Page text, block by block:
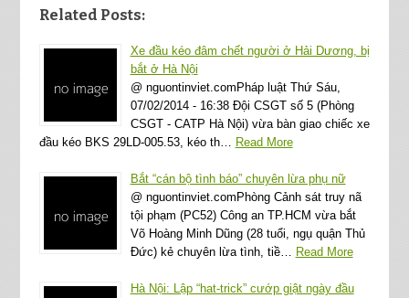
Related Posts:
Xe đầu kéo đâm chết người ở Hải Dương, bị
bắt ở Hà Nội
@ nguontinviet.comPháp luật Thứ Sáu,
07/02/2014 - 16:38 Đội CSGT số 5 (Phòng
CSGT - CATP Hà Nội) vừa bàn giao chiếc xe
đầu kéo BKS 29LD-005.53, kéo th…
Read More
Bắt “cán bộ tình báo” chuyên lừa phụ nữ
@ nguontinviet.comPhòng Cảnh sát truy nã
tội phạm (PC52) Công an TP.HCM vừa bắt
Võ Hoàng Minh Dũng (28 tuổi, ngụ quận Thủ
Đức) kẻ chuyên lừa tình, tiề…
Read More
Hà Nội: Lập “hat-trick” cướp giật ngày đầu